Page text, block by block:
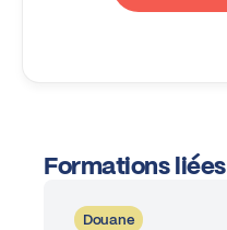
Formations liées
Douane